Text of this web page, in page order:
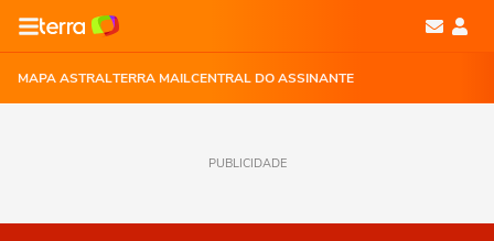
MAPA ASTRALTERRA MAILCENTRAL DO ASSINANTE
PUBLICIDADE